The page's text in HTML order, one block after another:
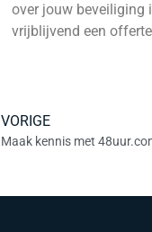
over jouw beveiliging
vrijblijvend een
VORIGE
Maak kennis met